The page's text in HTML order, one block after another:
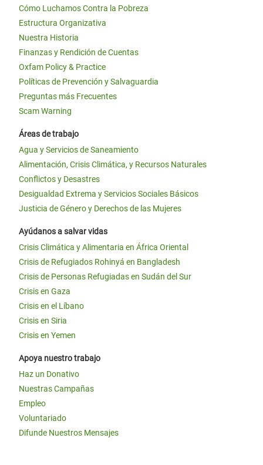
Cómo Luchamos Contra la Pobreza
Estructura Organizativa
Nuestra Historia
Finanzas y Rendición de Cuentas
Oxfam Policy & Practice
Políticas de Prevención y Salvaguardia
Preguntas más Frecuentes
Scam Warning
Áreas de trabajo
Agua y Servicios de Saneamiento
Alimentación, Crisis Climática, y Recursos Naturales
Conflictos y Desastres
Desigualdad Extrema y Servicios Sociales Básicos
Justicia de Género y Derechos de las Mujeres
Ayúdanos a salvar vidas
Crisis Climática y Alimentaria en África Oriental
Crisis de Refugiados Rohinyá en Bangladesh
Crisis de Personas Refugiadas en Sudán del Sur
Crisis en Gaza
Crisis en el Líbano
Crisis en Siria
Crisis en Yemen
Apoya nuestro trabajo
Haz un Donativo
Nuestras Campañas
Empleo
Voluntariado
Difunde Nuestros Mensajes